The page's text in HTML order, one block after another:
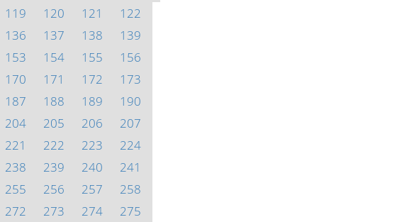
119 120 121
122
136 137 138
139
153 154 155
156
170 171 172
173
187 188 189
190
204 205 206
207
221 222 223
224
238 239 240
241
255 256 257
258
272 273 274 275